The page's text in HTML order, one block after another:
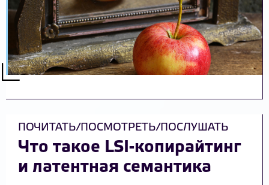
ПОЧИТАТЬ/ПОСМОТРЕТЬ/ПОСЛУШАТЬ
Что такое LSI-копирайтинг
и латентная семантика